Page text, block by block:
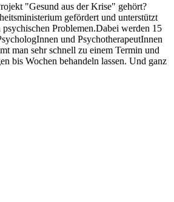
"Gesund aus der Krise" gehört?
gefördert und unterstützt
psychischen Problemen.Dabei werden 15
und PsychotherapeutInnen
man sehr schnell zu einem Termin und
bis Wochen behandeln lassen. Und ganz